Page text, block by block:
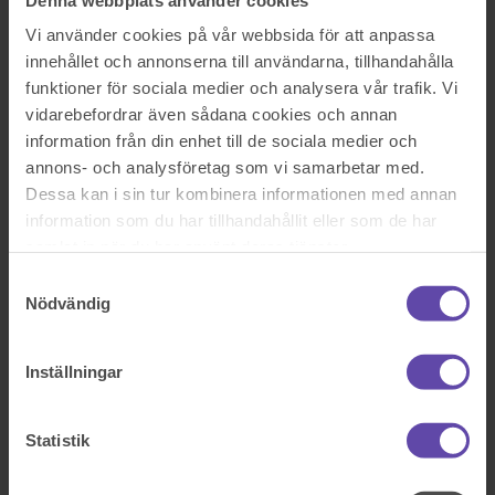
Vi använder cookies på vår webbsida för att anpassa
innehållet och annonserna till användarna, tillhandahålla
funktioner för sociala medier och analysera vår trafik. Vi
vidarebefordrar även sådana cookies och annan
information från din enhet till de sociala medier och
annons- och analysföretag som vi samarbetar med.
Dessa kan i sin tur kombinera informationen med annan
information som du har tillhandahållit eller som de har
Nödvändig
Inställningar
Statistik
Besiktning av bostadsrätter
Sök efter en fråga
Se alla frågor Se alla frågor
Bostad & Fastighet
Besiktning av bostadsrätter
Hej!
det dags för 2 års besiktning men som inte blivit av även fast vi
skickat flera anmärkningar. Vi har haft kontakt med dem under året
kontaktperson där. Vi har försökt med en massa olika sätt och märkt
att han nu struntar i oss.
Vad är nästa steg?